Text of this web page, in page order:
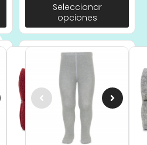
Seleccionar
opciones